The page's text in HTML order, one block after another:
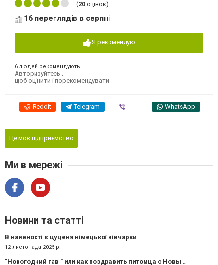
(20 оцінок)
16 переглядів в серпні
Я рекомендую
6 людей рекомендують
Авторизуйтесь
щоб оцінити і порекомендувати
Reddit Telegram WhatsApp
Це моє підприємство
Ми в мережі
Новини та статті
В наявності є цуценя німецької вівчарки
12 листопада 2025 р.
"Новогодний гав " или как поздравить питомца с Новым годом